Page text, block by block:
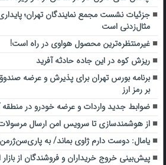
جزئیات نشست مجمع نمایندگان تهران؛
مثال‌زدنی است
غیرمنتظره‌ترین محصول هواوی در راه است!
ریزش کوه در این جاده حادثه آفرید
برنامه بورس تهران برای پذیرش و عرضه
بر رمز ارز
ضوابط جدید واردات و عرضه خودرو در منطقه
از هوشمندسازی تا سرویس امن ارسال مرسولات
یامال: دوست دارم ژاوی بماند/ به
پیش‌بینی خروج خریداران و فروشندگان از بازار